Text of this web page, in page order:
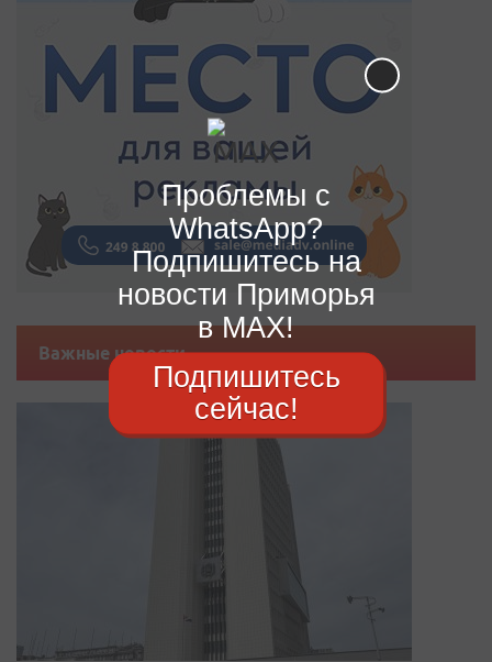
Важные новости
Проблемы с
WhatsApp?
Подпишитесь на
новости Приморья
в MAX!
Подпишитесь
сейчас!